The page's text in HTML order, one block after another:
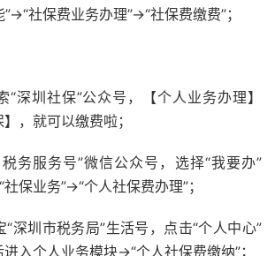
社保费业务办理”→“社保费缴费”；
“深圳社保”公众号，【个人业务办理】
，就可以缴费啦；
务服务号”微信公众号，选择“我要办”
保业务”→“个人社保费办理”；
“深圳市税务局”生活号，点击“个人中心”
入个人业务模块→“个人社保费缴纳”；